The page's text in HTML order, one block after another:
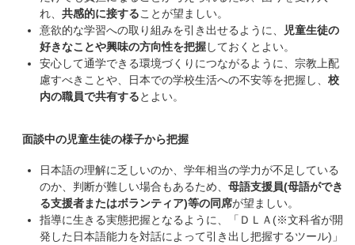
れ、 共感的に接することが望ましい。
意欲的な学習への取り組みを引き出せるように、
児童生徒の
好きなことや興味の方向性を把握しておくとよい。
安心して通学できる環境づくりにつながるように、宗教上配
慮すべきことや、日本での学校生活への不安等を把握し、 校
内の職員で共有するとよい。
面談中の児童生徒の様子から把握
日本語の理解に乏しいのか、学年相当の学力が不足している
のか、判断が難しい場合もあるため、 母語支援員(母語ができ
る支援者またはボランティア)等の同席が望ましい。
指導に生きる実態把握となるように、「ＤＬＡ(※文科省が開
発した日本語能力を対話によって引き出し把握するツール)」